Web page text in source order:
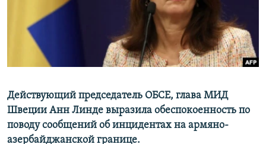
Հայերեն
English
Русский
Действующий председатель ОБСЕ, глава МИД
Швеции Анн Линде выразила обеспокоенность по
поводу сообщений об инцидентах на армяно-
азербайджанской границе.